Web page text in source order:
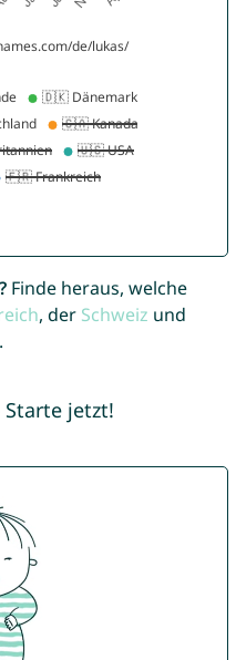
Finde heraus, welche
, der Schweiz und
Starte jetzt!